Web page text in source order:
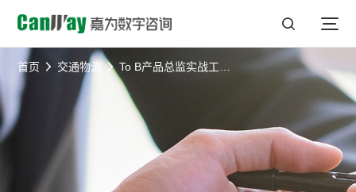
首页 交通物流